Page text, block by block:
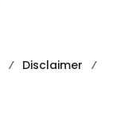
Disclaimer